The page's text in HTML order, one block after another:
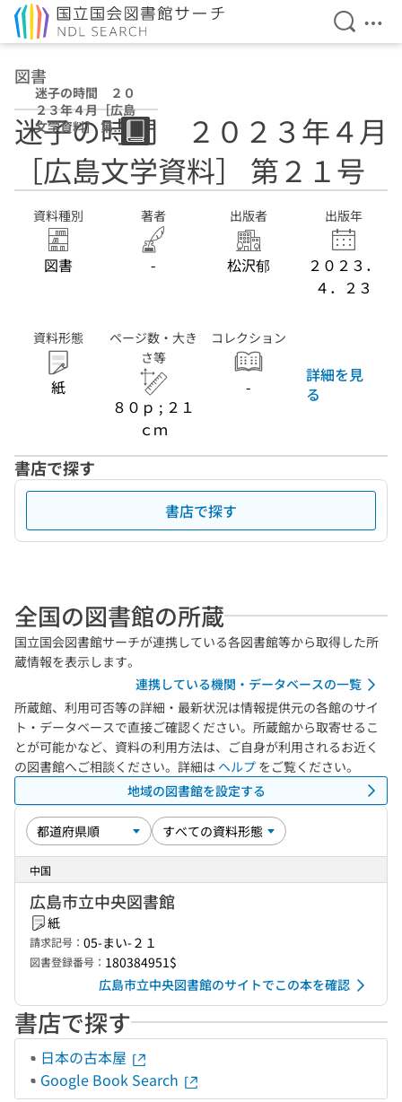
検索を
メ
図書
迷子の時間 ２０
２３年４月［広島
文学資料］ 第２
１号
迷子の時間 ２０２３年４月
［広島文学資料］ 第２１号
資料種別
図書
著者
-
出版者
松沢郁
出版年
２０２３．
４．２３
資料形態
紙
ページ数・大き
さ等
８０ｐ ; ２１
ｃｍ
コレクション
-
詳細を見
る
書店で探す
書店で探す
全国の図書館の所蔵
国立国会図書館サーチが連携している各図書館等から取得した所
蔵情報を表示します。
連携している機関・データベースの一覧
所蔵館、利用可否等の詳細・最新状況は情報提供元の各館のサイ
ト・データベースで直接ご確認ください。所蔵館から取寄せるこ
とが可能かなど、資料の利用方法は、ご自身が利用されるお近く
の図書館へご相談ください。詳細は ヘルプ をご覧ください。
地域の図書館を設定する
中国
広島市立中央図書館
紙
請求記号： 05-まい-２１
図書登録番号： 180384951$
広島市立中央図書館のサイトでこの本を確認
書店で探す
日本の古本屋
Google Book Search